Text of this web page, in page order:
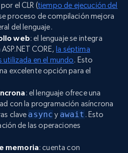
el CLR (tiempo de ejecución del
proceso de compilación mejora
del lenguaje.
web: el lenguaje se integra
CORE, la séptima
en el mundo. Esto
excelente opción para el
: el lenguaje ofrece una
con la programación asíncrona
clave async y await . Esto
de las operaciones
memoria: cuenta con